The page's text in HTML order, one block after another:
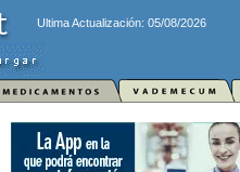
Ultima Actualización: 05/08/2026